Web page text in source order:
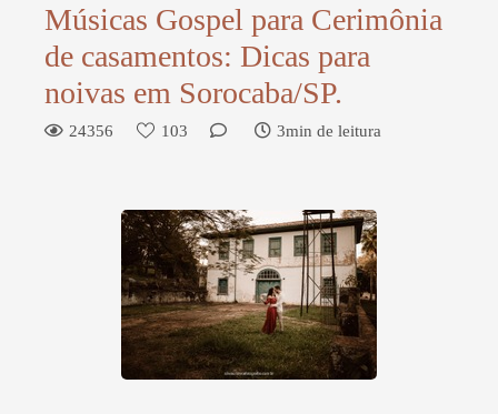
Músicas Gospel para Cerimônia
de casamentos: Dicas para
noivas em Sorocaba/SP.
24356 103 3min de leitura